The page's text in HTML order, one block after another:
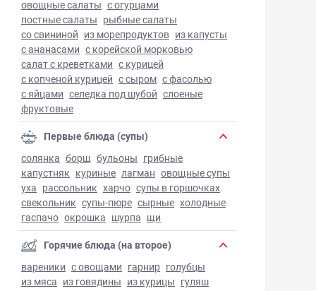
овощные салаты с огурцами
постные салаты рыбные салаты
со свининой из морепродуктов из капусты
с ананасами с корейской морковью
салат с креветками с курицей
с копченой курицей с сыром с фасолью
с яйцами селедка под шубой слоеные
фруктовые
Первые блюда (супы)
солянка борщ бульоны грибные
капустняк куриные лагман овощные супы
уха рассольник харчо супы в горшочках
свекольник супы-пюре сырные холодные
гаспачо окрошка шурпа щи
Горячие блюда (на второе)
вареники с овощами гарнир голубцы
из мяса из говядины из курицы гуляш